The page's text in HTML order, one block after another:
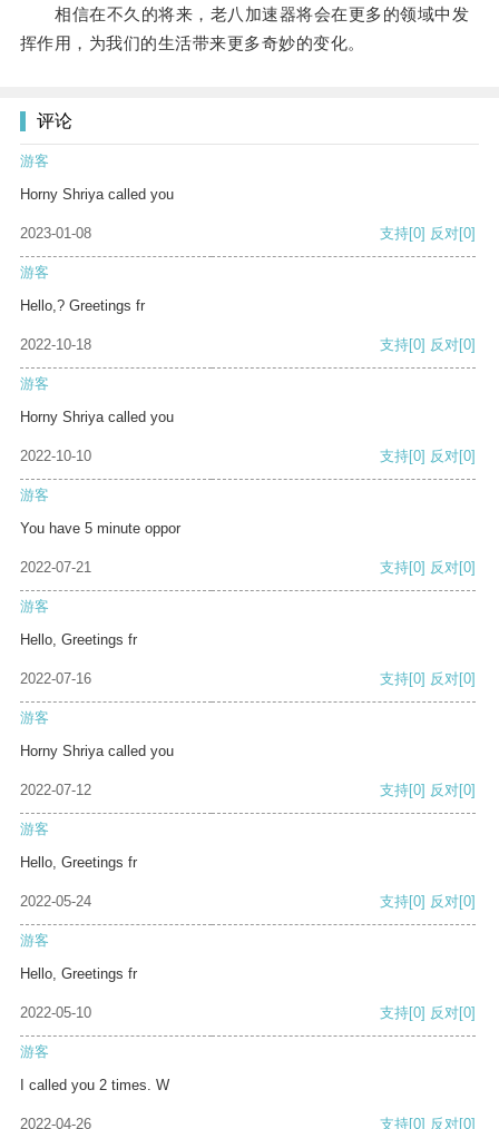
相信在不久的将来，老八加速器将会在更多的领域中发
挥作用，为我们的生活带来更多奇妙的变化。
评论
游客
Horny Shriya called you
2023-01-08 支持[0] 反对[0]
游客
Hello,? Greetings fr
2022-10-18 支持[0] 反对[0]
游客
Horny Shriya called you
2022-10-10 支持[0] 反对[0]
游客
You have 5 minute oppor
2022-07-21 支持[0] 反对[0]
游客
Hello, Greetings fr
2022-07-16 支持[0] 反对[0]
游客
Horny Shriya called you
2022-07-12 支持[0] 反对[0]
游客
Hello, Greetings fr
2022-05-24 支持[0] 反对[0]
游客
Hello, Greetings fr
2022-05-10 支持[0] 反对[0]
游客
I called you 2 times. W
2022-04-26 支持[0] 反对[0]